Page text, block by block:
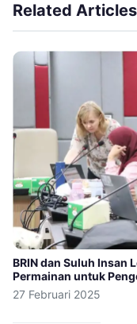
Related Articles
BRIN dan Suluh Insan
Permainan untuk
27 Februari 2025